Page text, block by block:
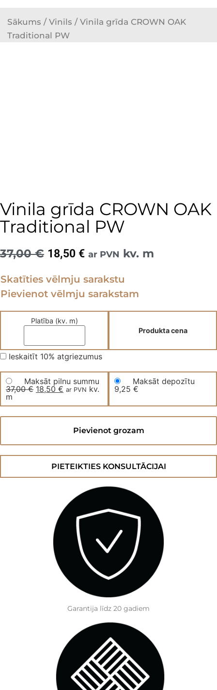
Sākums / Vinils / Vinila grīda CROWN OAK
Traditional PW
Vinila grīda CROWN OAK
Traditional PW
37,00€ Original
was:
37,00 €.
18,50 € Current
is:
ar PVN kv. m
Skatīties vēlmju sarakstu
Pievienot vēlmju sarakstam
Platība (kv. m)
Produkta cena
Ieskaitīt 10% atgriezumus
Maksāt pilnu summu
37,00€ Original
price
was:
18,50 € Current
is:
ar PVN kv.
m
Maksāt depozītu
9,25 €
Vinila
OAK
PW
Pievienot grozam
PIETEIKTIES KONSULTĀCIJAI
Garantija līdz 20 gadiem